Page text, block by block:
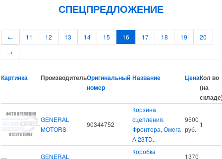
СПЕЦПРЕДЛОЖЕНИЕ
← 11 12 13 14 15 16 17 18 19
20
→
Картинка ПроизводительОригинальный
номер
Название ЦенаКол во
(на
GENERAL
MOTORS
90344752
Корзина
сцепления.
Фронтера, Омега
А 23TD..
9500
руб.
1
GENERAL
Коробка
1370